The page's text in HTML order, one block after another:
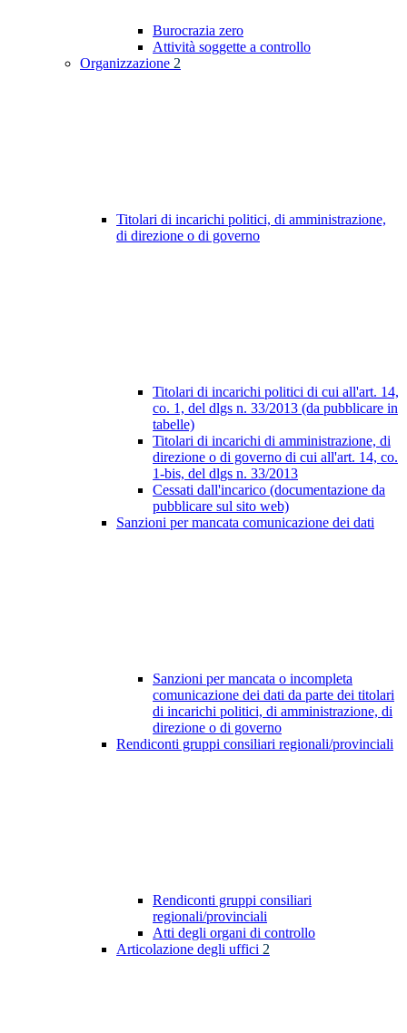
Burocrazia zero
Attività soggette a controllo
Organizzazione 2
Titolari di incarichi politici, di amministrazione,
di direzione o di governo
Titolari di incarichi politici di cui all'art. 14,
co. 1, del dlgs n. 33/2013 (da pubblicare in
tabelle)
Titolari di incarichi di amministrazione, di
direzione o di governo di cui all'art. 14, co.
1-bis, del dlgs n. 33/2013
Cessati dall'incarico (documentazione da
pubblicare sul sito web)
Sanzioni per mancata comunicazione dei dati
Sanzioni per mancata o incompleta
comunicazione dei dati da parte dei titolari
di incarichi politici, di amministrazione, di
direzione o di governo
Rendiconti gruppi consiliari regionali/provinciali
Rendiconti gruppi consiliari
regionali/provinciali
Atti degli organi di controllo
Articolazione degli uffici 2